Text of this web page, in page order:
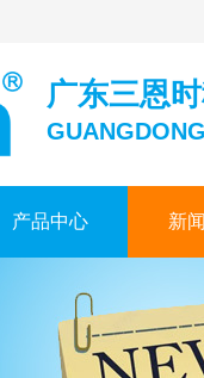
广东三恩
产品中心 新